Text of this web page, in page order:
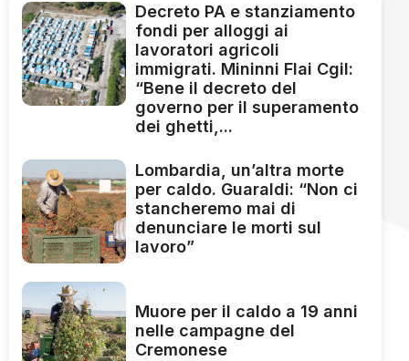
Decreto PA e stanziamento
fondi per alloggi ai
lavoratori agricoli
immigrati. Mininni Flai Cgil:
“Bene il decreto del
governo per il superamento
dei ghetti,...
Lombardia, un’altra morte
per caldo. Guaraldi: “Non ci
stancheremo mai di
denunciare le morti sul
lavoro”
Muore per il caldo a 19 anni
nelle campagne del
Cremonese